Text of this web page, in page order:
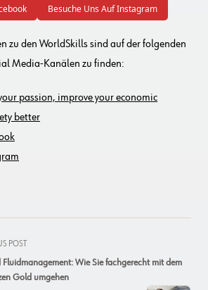
Besuche Uns Auf Instagram
zu den WorldSkills sind auf der folgenden
Media-Kanälen zu finden:
passion, improve your economic
better
POST
Wie Sie fachgerecht mit dem
Gold umgehen